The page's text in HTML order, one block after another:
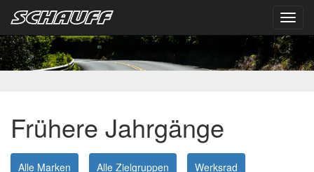
Frühere Jahrgänge
Alle Marken Alle Zielgruppen Werksrad